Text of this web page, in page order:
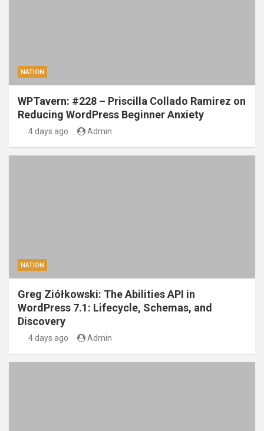
NATION
WPTavern: #228 – Priscilla Collado Ramirez on
Reducing WordPress Beginner Anxiety
4 days ago Admin
NATION
Greg Ziółkowski: The Abilities API in
WordPress 7.1: Lifecycle, Schemas, and
Discovery
4 days ago Admin